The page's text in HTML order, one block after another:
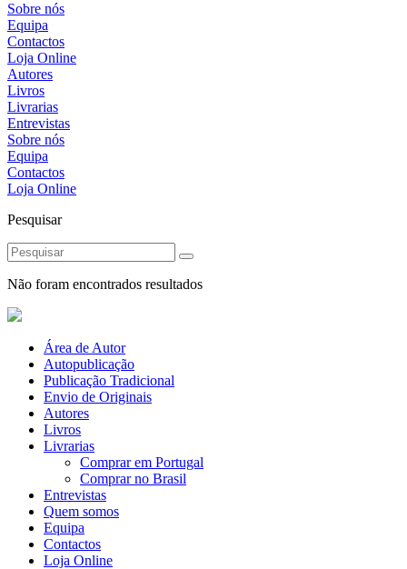
Sobre nós
Equipa
Contactos
Loja Online
Autores
Livros
Livrarias
Entrevistas
Sobre nós
Equipa
Contactos
Loja Online
Pesquisar
Não foram encontrados resultados
Área de Autor
Autopublicação
Publicação Tradicional
Envio de Originais
Autores
Livros
Livrarias
Comprar em Portugal
Comprar no Brasil
Entrevistas
Quem somos
Equipa
Contactos
Loja Online